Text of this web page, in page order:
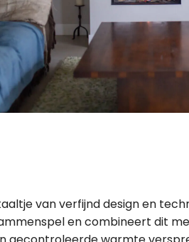
van verfijnd design en
en combineert dit